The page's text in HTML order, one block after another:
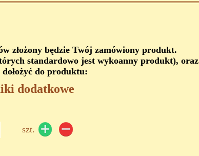
złożony będzie Twój zamówiony produkt.
standardowo jest wykoanny produkt), oraz
do produktu:
dodatkowe
szt.